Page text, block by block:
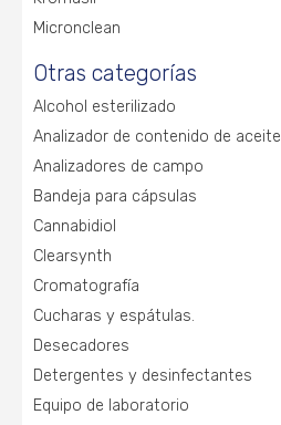
Micronclean
Otras categorías
Alcohol esterilizado
Analizador de contenido de aceite
Analizadores de campo
Bandeja para cápsulas
Cannabidiol
Clearsynth
Cromatografía
Cucharas y espátulas.
Desecadores
Detergentes y desinfectantes
Equipo de laboratorio